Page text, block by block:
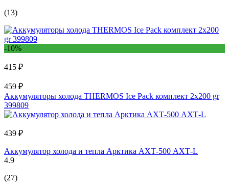
(13)
-10%
415 ₽
459 ₽
Аккумуляторы холода THERMOS Ice Pack комплект 2х200 gr
399809
439 ₽
Аккумулятор холода и тепла Арктика АХТ-500 АХТ-L
4.9
(27)